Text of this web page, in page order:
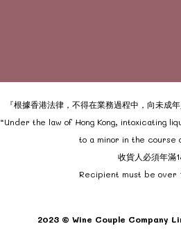
『根據香港法律，不得在業務過程中，向未成
“Under the law of Hong Kong, intoxicating
to a minor in the course
收貨人必須年滿
Recipient must be over
2023 © Wine Couple Company